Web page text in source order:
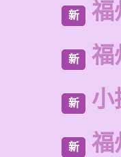
新 福
新 福
新 小
新 福